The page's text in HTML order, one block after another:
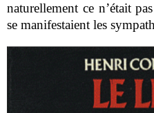
naturellement ce n’était
se manifestaient les